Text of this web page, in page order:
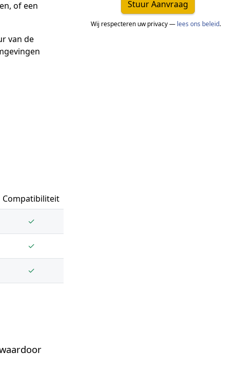
of een
van de
Compatibiliteit
✓
✓
✓
Stuur Aanvraag
Wij respecteren uw privacy — lees ons beleid.